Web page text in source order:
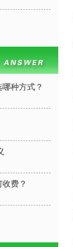
种方式？
费？